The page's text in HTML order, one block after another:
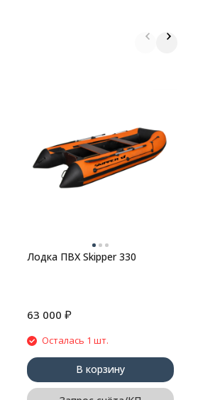
Лодка ПВХ Skipper 330
63 000 ₽
Осталась 1 шт.
В корзину